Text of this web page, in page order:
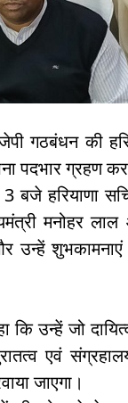
गठबंधन की
पदभार ग्रहण कर
मनोहर
उन्हें
जो दायित्व
एवं
जाएगा।